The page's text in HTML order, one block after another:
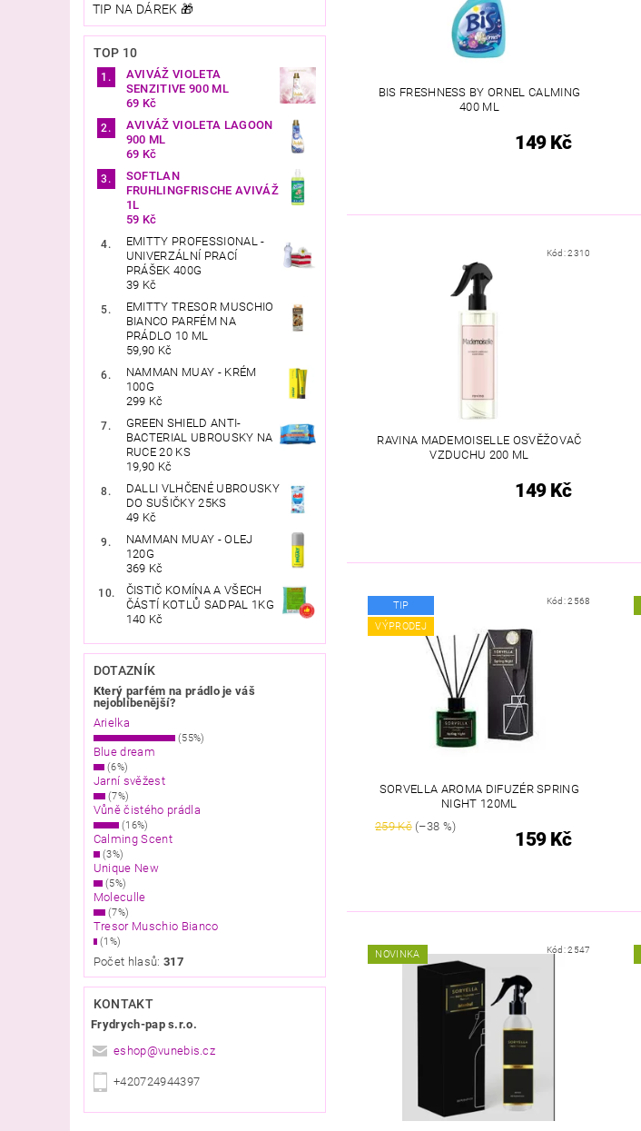
TIP NA DÁREK 🎁
TOP 10
AVIVÁŽ VIOLETA
SENZITIVE 900 ML
69 Kč
AVIVÁŽ VIOLETA LAGOON
900 ML
69 Kč
SOFTLAN
FRUHLINGFRISCHE AVIVÁŽ
1L
59 Kč
EMITTY PROFESSIONAL -
UNIVERZÁLNÍ PRACÍ
PRÁŠEK 400G
39 Kč
EMITTY TRESOR MUSCHIO
BIANCO PARFÉM NA
PRÁDLO 10 ML
59,90 Kč
NAMMAN MUAY - KRÉM
100G
299 Kč
GREEN SHIELD ANTI-
BACTERIAL UBROUSKY NA
RUCE 20 KS
19,90 Kč
DALLI VLHČENÉ UBROUSKY
DO SUŠIČKY 25KS
49 Kč
NAMMAN MUAY - OLEJ
120G
369 Kč
ČISTIČ KOMÍNA A VŠECH
ČÁSTÍ KOTLŮ SADPAL 1KG
140 Kč
DOTAZNÍK
Který parfém na prádlo je váš
nejoblíbenější?
Arielka
(55%)
Blue dream
(6%)
Jarní svěžest
(7%)
Vůně čistého prádla
(16%)
Calming Scent
(3%)
Unique New
(5%)
Moleculle
(7%)
Tresor Muschio Bianco
(1%)
Počet hlasů: 317
KONTAKT
Frydrych-pap s.r.o.
eshop@vunebis.cz
+420724944397
BIS FRESHNESS BY ORNEL CALMING
400 ML
149 Kč
Kód:2310
RAVINA MADEMOISELLE OSVĚŽOVAČ
VZDUCHU 200 ML
149 Kč
TIP
VÝPRODEJ
Kód:2568
SORVELLA AROMA DIFUZÉR SPRING
NIGHT 120ML
259 Kč(–38 %)
159 Kč
NOVINKA Kód:2547